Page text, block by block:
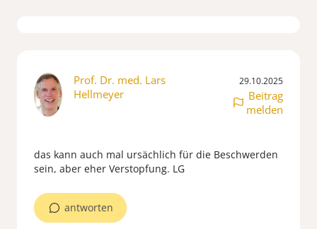
Prof. Dr. med. Lars
Hellmeyer
29.10.2025
Beitrag
melden
das kann auch mal ursächlich für die Beschwerden
antworten